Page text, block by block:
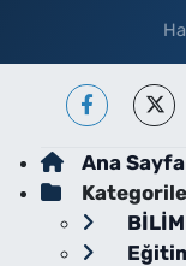
Ana Sayfa